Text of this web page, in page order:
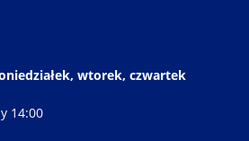
wtorek, czwartek
14:00